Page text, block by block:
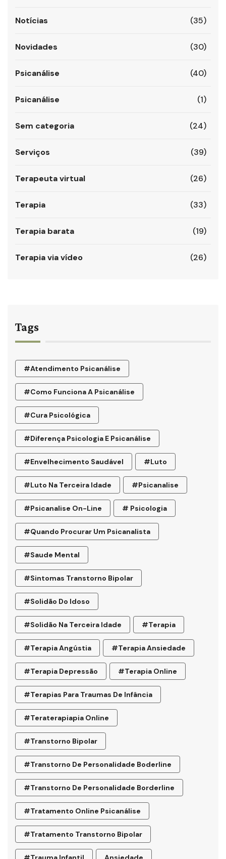
Notícias (35)
Novidades (30)
Psicanálise (40)
Psicanálise (1)
Sem categoria (24)
Serviços (39)
Terapeuta virtual (26)
Terapia (33)
Terapia barata (19)
Terapia via vídeo (26)
Tags
#atendimento Psicanálise
#como Funciona A Psicanálise
#cura Psicológica
#diferença Psicologia E Psicanálise
#envelhecimento Saudável #luto
#luto Na Terceira Idade #psicanalise
#psicanalise On-Line # Psicologia
#quando Procurar Um Psicanalista
#saude Mental
#sintomas Transtorno Bipolar
#solidão Do Idoso
#Solidão Na Terceira Idade #terapia
#terapia Angústia #terapia Ansiedade
#terapia Depressão #terapia Online
#terapias Para Traumas De Infância
#teraterapiapia Online
#transtorno Bipolar
#transtorno De Personalidade Boderline
#Transtorno De Personalidade Borderline
#tratamento Online Psicanálise
#tratamento Transtorno Bipolar